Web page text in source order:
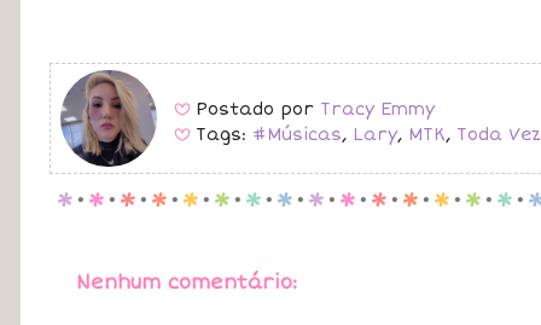
B Postado por Tracy Emmy
B Tags: #Músicas, Lary, MTK, Toda Vez
p . p . p . p . p . p . p . p . p . p . p . p . p . p . p .
Nenhum comentário: